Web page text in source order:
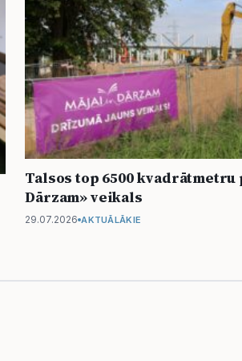
Talsos top 6500 kvadrātmetru
Dārzam» veikals
29.07.2026 AKTUĀLĀKIE